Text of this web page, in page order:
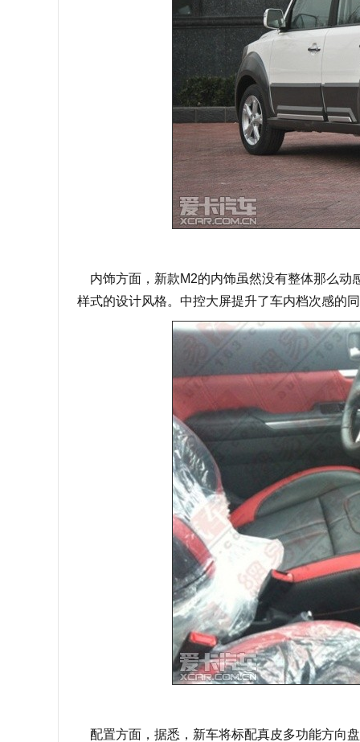
内饰方面，新款M2的内饰虽然没有整体那么动
样式的设计风格。中控大屏提升了车内档次感的
配置方面，据悉，新车将标配真皮多功能方向